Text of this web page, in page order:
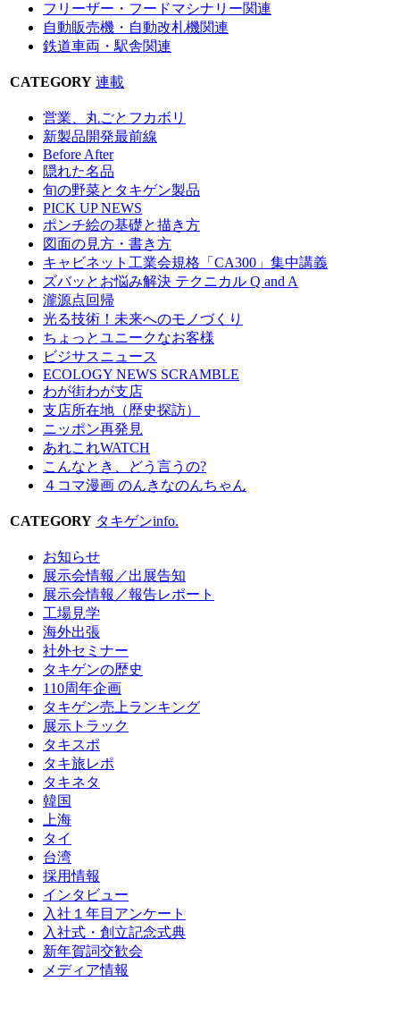
フリーザー・フードマシナリー関連
自動販売機・自動改札機関連
鉄道車両・駅舎関連
CATEGORY 連載
営業、丸ごとフカボリ
新製品開発最前線
Before After
隠れた名品
旬の野菜とタキゲン製品
PICK UP NEWS
ポンチ絵の基礎と描き方
図面の見方・書き方
キャビネット工業会規格「CA300」集中講義
ズバッとお悩み解決 テクニカル Q and A
瀧源点回帰
光る技術！未来へのモノづくり
ちょっとユニークなお客様
ビジサスニュース
ECOLOGY NEWS SCRAMBLE
わが街わが支店
支店所在地（歴史探訪）
ニッポン再発見
あれこれWATCH
こんなとき、どう言うの?
４コマ漫画 のんきなのんちゃん
CATEGORY タキゲンinfo.
お知らせ
展示会情報／出展告知
展示会情報／報告レポート
工場見学
海外出張
社外セミナー
タキゲンの歴史
110周年企画
タキゲン売上ランキング
展示トラック
タキスポ
タキ旅レポ
タキネタ
韓国
上海
タイ
台湾
採用情報
インタビュー
入社１年目アンケート
入社式・創立記念式典
新年賀詞交歓会
メディア情報